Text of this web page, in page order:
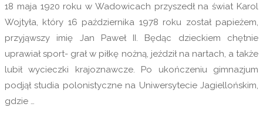
18 maja 1920 roku w Wadowicach przyszedł na świat Karol
Wojtyła, który 16 października 1978 roku został papieżem,
przyjąwszy imię Jan Paweł II. Będąc dzieckiem chętnie
uprawiał sport- grał w piłkę nożną, jeździł na nartach, a także
lubił wycieczki krajoznawcze. Po ukończeniu gimnazjum
podjął studia polonistyczne na Uniwersytecie Jagiellońskim,
gdzie …